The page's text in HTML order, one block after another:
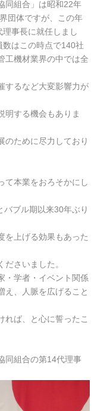
同組合」は昭和22年
団体ですが、この年
事長に就任しまし
はこの時点で140社
工機材業界の中では全
するなど大変影響力が
明する機会もありま
のために尽力しており
て本業をおろそかにし
バブル期以来30年ぶり
を上げる効果もあった
さいました。
・学者・イベント関係
え、人脈を広げること
れば、と心に誓ったこ
同組合の第14代理事